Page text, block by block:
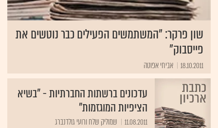
שון פרקר: "המשתמשים הפעילים כבר נוטשים את
פייסבוק"
18.10.2011 אביחי אפוטה
עדכונים ברשתות החברתיות - "בשיא
הציפיות המוגזמות"
11.08.2011 שמוליק שלח ורועי גולדנברג